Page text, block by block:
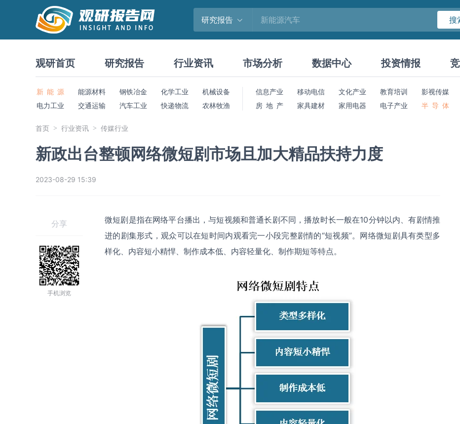
研究报告 搜
观研首页 研究报告 行业资讯 市场分析 数据中心 投资情报
新 能 源 能源材料 钢铁冶金 化学工业
机械设备
电力工业
交通运输 汽车工业 快递物流 农林牧渔
信息产业 移动电信 文化产业 教育培训
影视传媒
房 地 产
家具建材 家用电器 电子产业 半 导 体
首页 行业资讯 传媒行业
新政出台整顿网络微短剧市场且加大精品扶持力度
2023-08-29 15:39
分享
手机浏览
微短剧是指在网络平台播出，与短视频和普通长剧不同，播放时长一般在10分钟以内、有剧情推
进的剧集形式，观众可以在短时间内观看完一小段完整剧情的“短视频”。网络微短剧具有类型多
样化、内容短小精悍、制作成本低、内容轻量化、制作期短等特点。